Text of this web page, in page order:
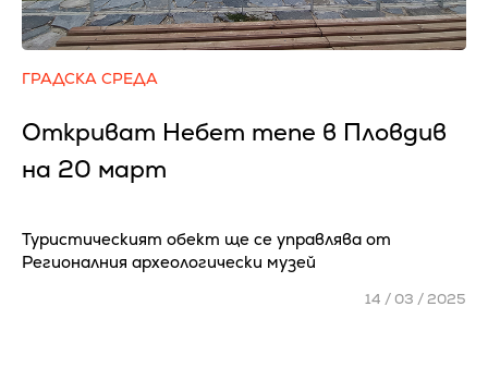
ГРАДСКА СРЕДА
Откриват Небет тепе в Пловдив
на 20 март
Туристическият обект ще се управлява от
Регионалния археологически музей
14 / 03 / 2025